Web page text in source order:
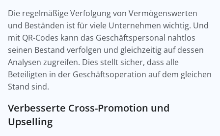
Die regelmäßige Verfolgung von Vermögenswerten
und Beständen ist für viele Unternehmen wichtig. Und
mit QR-Codes kann das Geschäftspersonal nahtlos
seinen Bestand verfolgen und gleichzeitig auf dessen
Analysen zugreifen. Dies stellt sicher, dass alle
Beteiligten in der Geschäftsoperation auf dem gleichen
Stand sind.
Verbesserte Cross-Promotion und
Upselling